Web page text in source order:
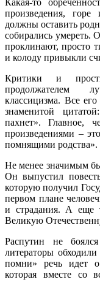
произведения,
должны оставить
собирались умереть.
проклинают, просто
и колоду привыкли
Критики и
продолжателем
классицизма. Все
знаменитой
пахнет». Главное,
произведениями –
помнящими родства».
Не менее значимым
Он выпустил
которую получил
первом плане
и страдания. А еще
Великую
Распутин не
литераторы
помни» речь идет
которая вместе со